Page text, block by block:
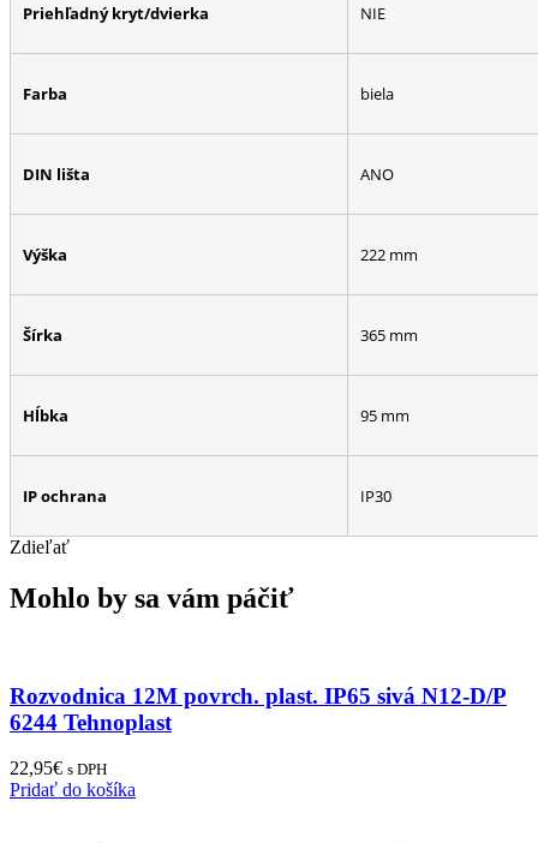
Priehľadný kryt/dvierka NIE
Farba biela
DIN lišta ANO
Výška 222 mm
Šírka 365 mm
Hĺbka 95 mm
IP ochrana IP30
Zdieľať
Mohlo by sa vám páčiť
Rozvodnica 12M povrch. plast. IP65 sivá N12-D/P
6244 Tehnoplast
22,95€ s DPH
Pridať do košíka